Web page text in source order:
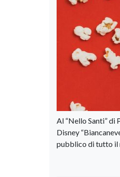
Al “Nello Santi” di
Disney
pubblico di tutto il